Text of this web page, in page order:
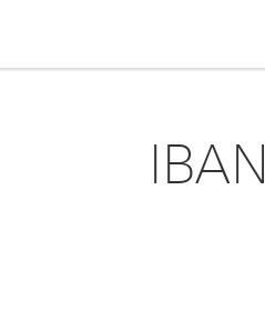
الإجابة على أسئلة عن رقم الحساب المصرفي الدولي IBAN